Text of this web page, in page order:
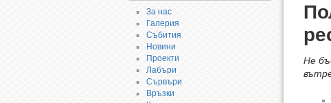
За нас
Галерия
Събития
Новини
Проекти
Лабъри
Сървъри
Връзки
Не